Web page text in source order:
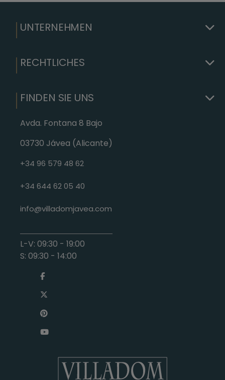
UNTERNEHMEN
RECHTLICHES
FINDEN SIE UNS
Avda. Fontana 8 Bajo
03730 Jávea (Alicante)
+34 96 579 48 62
+34 644 62 05 40
info@villadomjavea.com
L-V: 09:30 - 19:00
S: 09:30 - 14:00